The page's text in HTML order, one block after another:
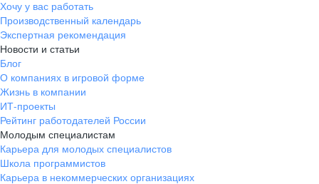
Хочу у вас работать
Производственный календарь
Экспертная рекомендация
Новости и статьи
Блог
О компаниях в игровой форме
Жизнь в компании
ИТ-проекты
Рейтинг работодателей России
Молодым специалистам
Карьера для молодых специалистов
Школа программистов
Карьера в некоммерческих организациях